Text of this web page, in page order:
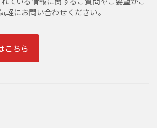
軽にお問い合わせください。
こちら